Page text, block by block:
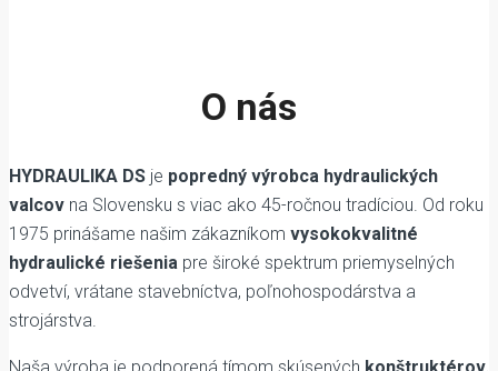
O nás
HYDRAULIKA DS je popredný výrobca hydraulických
valcov na Slovensku s viac ako 45-ročnou tradíciou. Od roku
1975 prinášame našim zákazníkom vysokokvalitné
hydraulické riešenia pre široké spektrum priemyselných
odvetví, vrátane stavebníctva, poľnohospodárstva a
strojárstva.